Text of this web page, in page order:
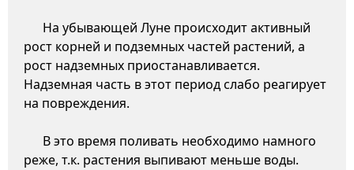
На убывающей Луне происходит активный
рост корней и подземных частей растений, а
рост надземных приостанавливается.
Надземная часть в этот период слабо реагирует
на повреждения.
В это время поливать необходимо намного
реже, т.к. растения выпивают меньше воды.